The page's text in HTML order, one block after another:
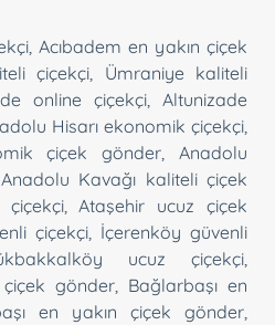
Acıbadem en yakın çiçek
çiçekçi
Ümraniye kaliteli
online çiçekçi
Altunizade
Hisarı ekonomik çiçekçi
çiçek gönder ,Anadolu
Anadolu Kavağı kaliteli çiçek
çiçekçi,Ataşehir ucuz çiçek
çiçekçi İçerenköy güvenli
ucuz çiçekçi
gönder
Bağlarbaşı en
en yakın çiçek gönder